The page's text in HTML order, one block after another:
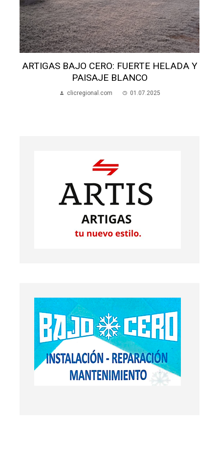
ARTIGAS BAJO CERO: FUERTE HELADA Y
PAISAJE BLANCO
clicregional.com 01.07.2025